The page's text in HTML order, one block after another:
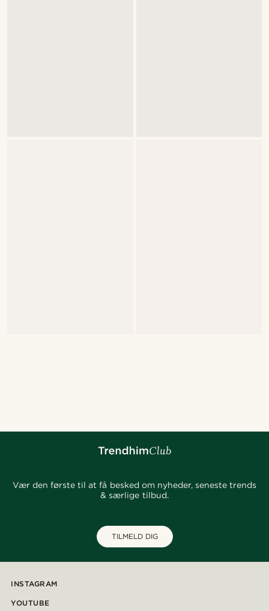
Vær den første til at få besked om nyheder, seneste trends
& særlige tilbud.
TILMELD DIG
INSTAGRAM
YOUTUBE